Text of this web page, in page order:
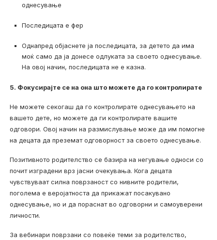
однесување
Последицата е фер
Однапред објаснете ја последицата, за детето да има
моќ само да ја донесе одлуката за своето однесување.
На овој начин, последицата не е казна.
5. Фокусирајте се на она што можете да го контролирате
Не можете секогаш да го контролирате однесувањето на
вашето дете, но можете да ги контролирате вашите
одговори. Овој начин на размислување може да им помогне
на децата да преземат одговорност за своето однесување.
Позитивното родителство се базира на негување односи со
почит изградени врз јасни очекувања. Кога децата
чувствуваат силна поврзаност со нивните родители,
поголема е веројатноста да прикажат посакувано
однесување, но и да пораснат во одговорни и самоуверени
личности.
За вебинари поврзани со повеќе теми за родителство,